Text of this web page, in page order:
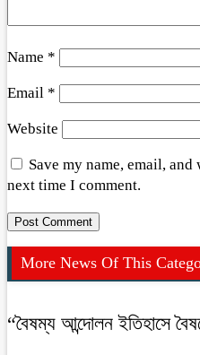
Name *
Email *
Website
Save my name, email,
next time I comment.
More News Of This
“বৈষম্য আন্দোলন ইতিহাসে